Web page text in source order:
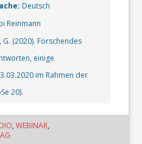
,WEBINAR,
Deutsch
Reinmann
G. (2020). Forschendes
einige
im Rahmen der
20).